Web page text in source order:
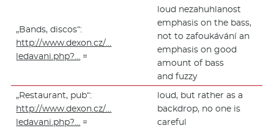
„Bands, discos“:
http://www.dexon.cz/…
ledavani.php?… =
loud nezahuhlanost
emphasis on the bass,
not to zafoukávání an
emphasis on good
amount of bass
and fuzzy
„Restaurant, pub“:
http://www.dexon.cz/…
ledavani.php?… =
loud, but rather as a
backdrop, no one is
careful